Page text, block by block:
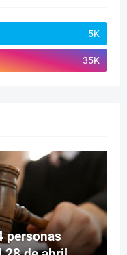
5K
35K
personas